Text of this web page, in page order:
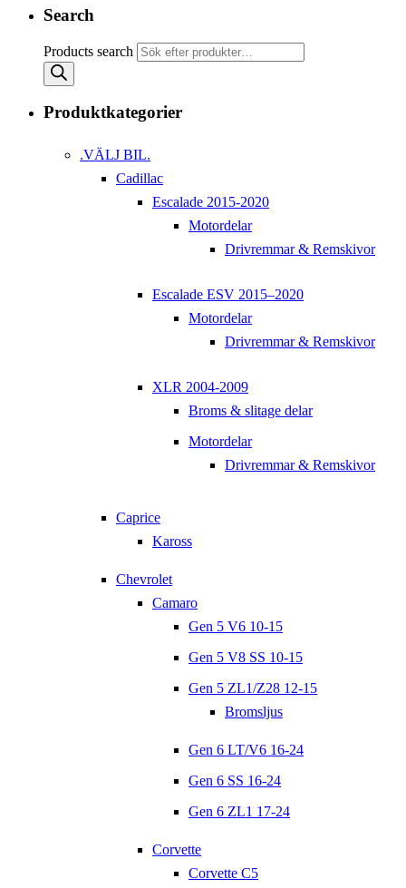
Search
Products search
Produktkategorier
.VÄLJ BIL.
Cadillac
Escalade 2015-2020
Motordelar
Drivremmar & Remskivor
Escalade ESV 2015–2020
Motordelar
Drivremmar & Remskivor
XLR 2004-2009
Broms & slitage delar
Motordelar
Drivremmar & Remskivor
Caprice
Kaross
Chevrolet
Camaro
Gen 5 V6 10-15
Gen 5 V8 SS 10-15
Gen 5 ZL1/Z28 12-15
Bromsljus
Gen 6 LT/V6 16-24
Gen 6 SS 16-24
Gen 6 ZL1 17-24
Corvette
Corvette C5